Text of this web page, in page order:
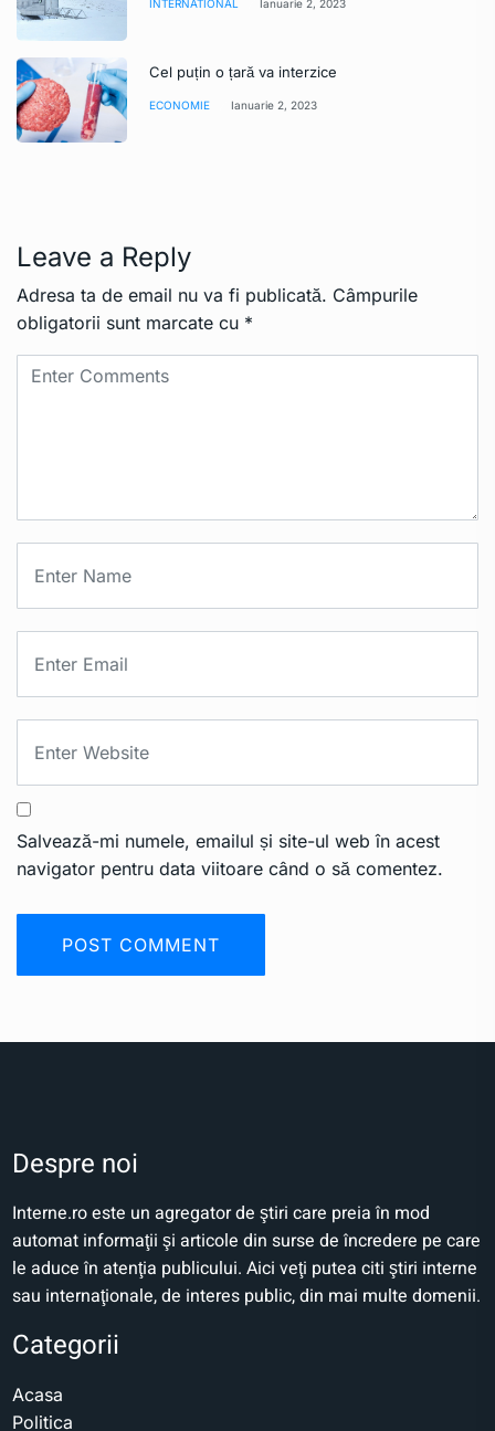
INTERNATIONAL Ianuarie 2, 2023
Cel puțin o țară va interzice
ECONOMIE Ianuarie 2, 2023
Leave a Reply
Adresa ta de email nu va fi publicată. Câmpurile
obligatorii sunt marcate cu *
Salvează-mi numele, emailul și site-ul web în acest
navigator pentru data viitoare când o să comentez.
Despre noi
Interne.ro este un agregator de ştiri care preia în mod
automat informaţii şi articole din surse de încredere pe care
le aduce în atenţia publicului. Aici veţi putea citi ştiri interne
sau internaţionale, de interes public, din mai multe domenii.
Categorii
Acasa
Politica